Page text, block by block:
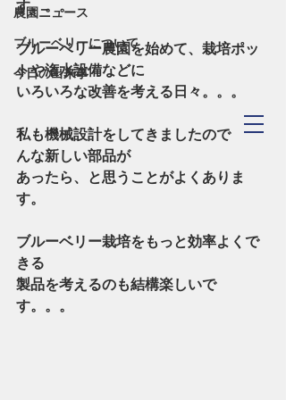
​Blueberry Forest
農園ニュース
ブルーベリーについて
今日の出来事
す。。。
ブルーベリー農園を始めて、栽培ポッ
トや潅水設備などに
いろいろな改善を考える日々。。。
私も機械設計をしてきましたので、こ
んな新しい部品が
あったら、と思うことがよくありま
す。
ブルーベリー栽培をもっと効率よくで
きる
製品を考えるのも結構楽しいで
す。。。